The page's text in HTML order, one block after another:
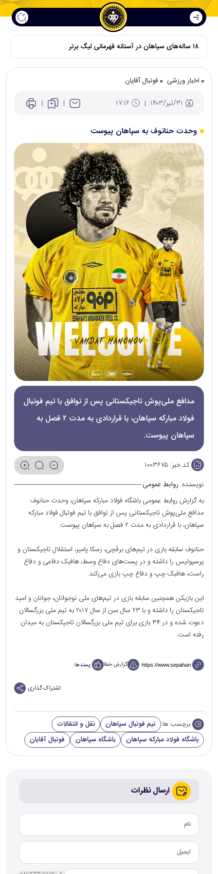
اخبار ورزشی
فوتبال آقایان
وحدت حنانوف به سپاهان پیوست
مدافع ملی‌پوش تاجیکستانی پس از توافق با تیم فوتبال
فولاد مبارکه سپاهان، با قراردادی به مدت ۲ فصل به
سپاهان پیوست.
کد خبر: ۱۰۰۳۶۷۵
نویسنده: روابط عمومی
به گزارش روابط عمومی باشگاه فولاد مبارکه سپاهان، وحدت حنانوف
مدافع ملی‌پوش تاجیکستانی پس از توافق با تیم فوتبال فولاد مبارکه
سپاهان، با قراردادی به مدت ۲ فصل به سپاهان پیوست.
حنانوف سابقه بازی در تیم‌های برقچی، زسکا پامیر، استقلال تاجیکستان و
پرسپولیس را داشته و در پست‌های دفاع وسط، هافبک دفاعی و دفاع
راست، هافبک چپ و دفاع چپ بازی می‌کند.
این بازیکن همچنین سابقه بازی در تیم‌های ملی نوجوانان، جوانان و امید
تاجیکستان را داشته و با ۲۳ سال سن از سال ۲۰۱۷ به تیم ملی بزرگسالان
دعوت شده و در ۳۴ بازی برای تیم ملی بزرگسالان تاجیکستان به میدان
رفته است.
گزارش خطا پسندها:
اشتراک گذاری
برچسب ها: تیم فوتبال سپاهان
نقل و انتقالات
باشگاه فولاد مبارکه سپاهان
باشگاه سپاهان فوتبال آقایان
ارسال نظرات